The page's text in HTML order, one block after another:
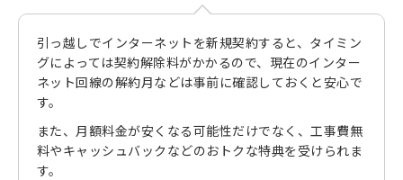
引っ越しでインターネットを新規契約すると、タイミン
グによっては契約解除料がかかるので、現在のインター
ネット回線の解約月などは事前に確認しておくと安心で
す。
また、月額料金が安くなる可能性だけでなく、工事費無
料やキャッシュバックなどのおトクな特典を受けられま
す。